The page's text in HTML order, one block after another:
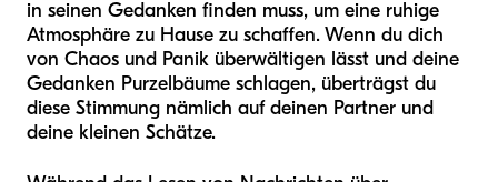
in seinen Gedanken finden muss, um eine ruhige
Atmosphäre zu Hause zu schaffen. Wenn du dich
von Chaos und Panik überwältigen lässt und deine
Gedanken Purzelbäume schlagen, überträgst du
diese Stimmung nämlich auf deinen Partner und
deine kleinen Schätze.